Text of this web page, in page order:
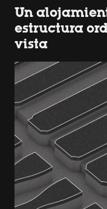
Un
estructura
vista